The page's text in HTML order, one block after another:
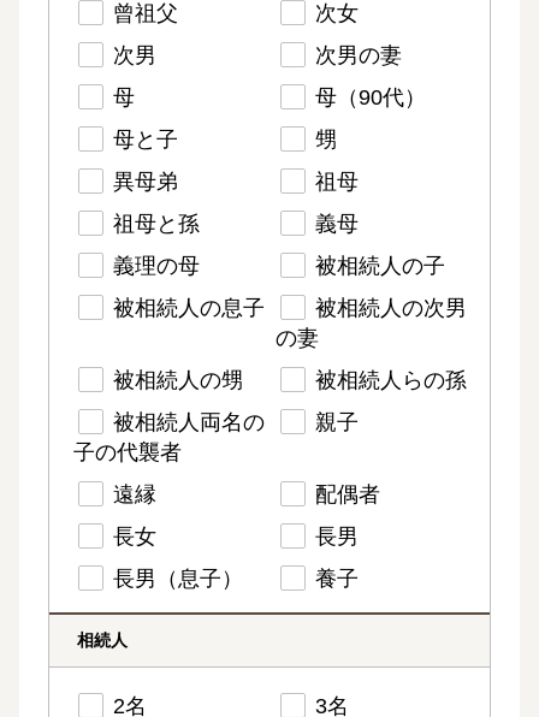
曾祖父
次女
次男
次男の妻
母
母（90代）
母と子
甥
異母弟
祖母
祖母と孫
義母
義理の母
被相続人の子
被相続人の息子
被相続人の次男
の妻
被相続人の甥
被相続人らの孫
被相続人両名の
子の代襲者
親子
遠縁
配偶者
長女
長男
長男（息子）
養子
相続人
2名
3名